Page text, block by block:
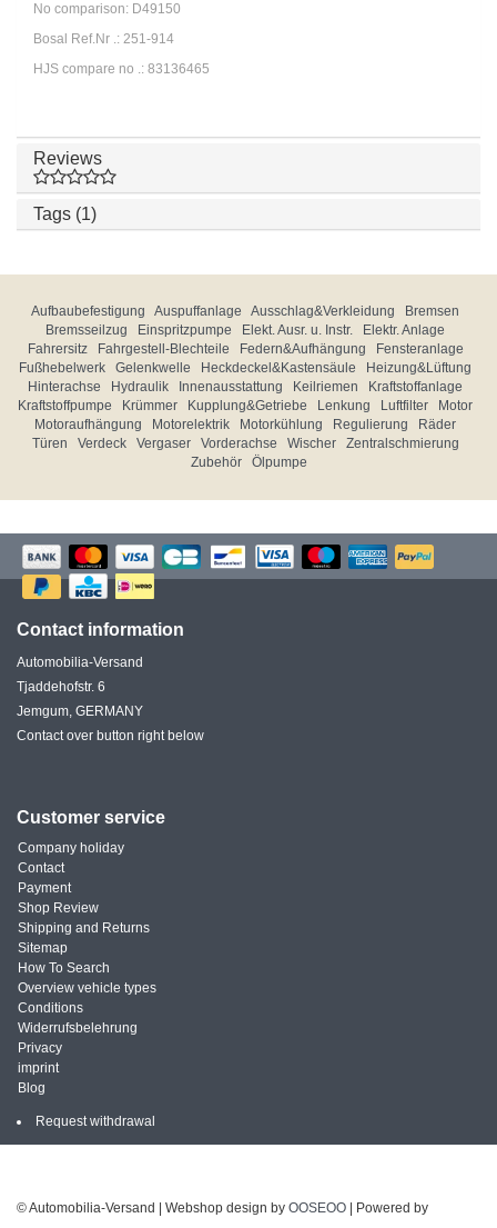
No comparison: D49150
Bosal Ref.Nr .: 251-914
HJS compare no .: 83136465
Reviews
Tags (1)
Aufbaubefestigung Auspuffanlage Ausschlag&Verkleidung
Bremsen
Bremsseilzug
Einspritzpumpe Elekt. Ausr. u. Instr.
Elektr. Anlage
Fahrersitz
Fahrgestell-Blechteile Federn&Aufhängung
Fensteranlage
Fußhebelwerk
Gelenkwelle Heckdeckel&Kastensäule
Heizung&Lüftung
Hinterachse
Hydraulik Innenausstattung Keilriemen
Kraftstoffanlage
Kraftstoffpumpe
Krümmer Kupplung&Getriebe Lenkung Luftfilter
Motor
Motoraufhängung
Motorelektrik Motorkühlung Regulierung
Räder
Türen
Verdeck Vergaser Vorderachse Wischer
Zentralschmierung
Zubehör
Ölpumpe
Contact information
Automobilia-Versand
Tjaddehofstr. 6
Jemgum, GERMANY
Contact over button right below
Customer service
Company holiday
Contact
Payment
Shop Review
Shipping and Returns
Sitemap
How To Search
Overview vehicle types
Conditions
Widerrufsbelehrung
Privacy
imprint
Blog
Request withdrawal
© Automobilia-Versand | Webshop design by OOSEOO | Powered by